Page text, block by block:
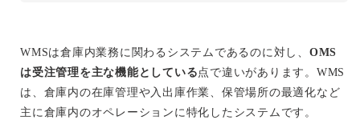
WMSは倉庫内業務に関わるシステムであるのに対し、 OMS
は受注管理を主な機能としている 点で違いがあります。WMS
は、倉庫内の在庫管理や入出庫作業、保管場所の最適化など
主に倉庫内のオペレーションに特化したシステムです。